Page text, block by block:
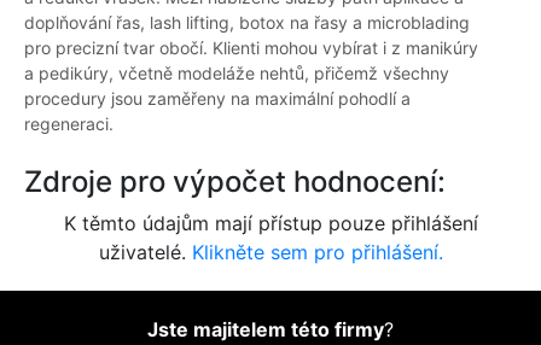
doplňování řas, lash lifting, botox na řasy a microblading
pro precizní tvar obočí. Klienti mohou vybírat i z manikúry
a pedikúry, včetně modeláže nehtů, přičemž všechny
procedury jsou zaměřeny na maximální pohodlí a
regeneraci.
Zdroje pro výpočet hodnocení:
K těmto údajům mají přístup pouze přihlášení
uživatelé. Klikněte sem pro přihlášení.
Jste majitelem této firmy?